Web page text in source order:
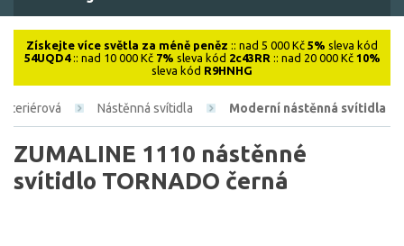
Získejte více světla za méně peněz :: nad 5 000 Kč 5% sleva kód
54UQD4:: nad 10 000 Kč 7% sleva kód 2c43RR :: nad 20 000 Kč 10%
sleva kód R9HNHG
Interiérová Nástěnná svítidla Moderní nástěnná svítidla
ZUMALINE 1110 nástěnné
svítidlo TORNADO černá